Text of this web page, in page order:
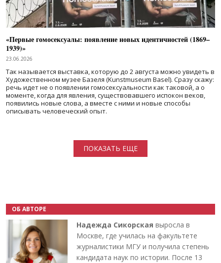
«Первые гомосексуалы: появление новых идентичностей (1869–
1939)»
23.06.2026
Так называется выставка, которую до 2 августа можно увидеть в
Художественном музее Базеля (Kunstmuseum Basel). Сразу скажу:
речь идет не о появлении гомосексуальности как таковой, а о
моменте, когда для явления, существовавшего испокон веков,
появились новые слова, а вместе с ними и новые способы
описывать человеческий опыт.
ПОКАЗАТЬ ЕЩЕ
ОБ АВТОРЕ
Надежда Сикорская выросла в
Москве, где училась на факультете
журналистики МГУ и получила степень
кандидата наук по истории. После 13